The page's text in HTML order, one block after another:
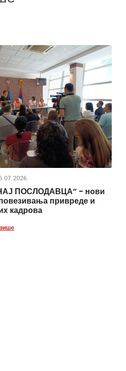
ПОСЛОДАВЦА“ - нови
привреде и
кадрова